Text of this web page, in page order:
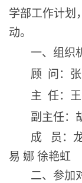
学部工作计划
动。
一、组织
顾 问：
主 任：
副主任：
成 员：
易 娜 徐艳虹
二、参